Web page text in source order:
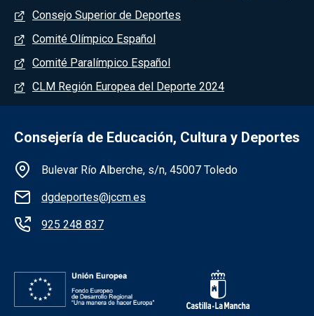
Consejo Superior de Deportes
Comité Olímpico Español
Comité Paralímpico Español
CLM Región Europea del Deporte 2024
Consejería de Educación, Cultura y Deportes
Información de la institución
Bulevar Río Alberche, s/n, 45007 Toledo
dgdeportes@jccm.es
925 248 837